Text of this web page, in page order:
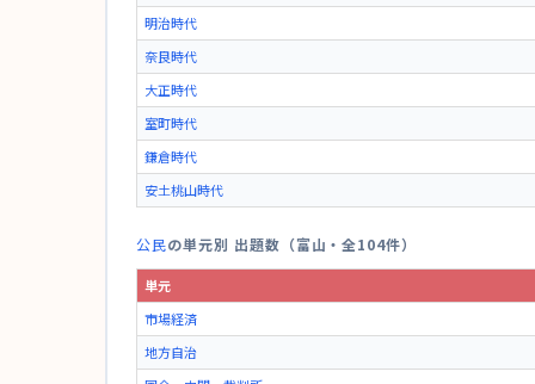
明治時代
奈良時代
大正時代
室町時代
鎌倉時代
安土桃山時代
公民の単元別 出題数（富山・全104件）
単元
市場経済
地方自治